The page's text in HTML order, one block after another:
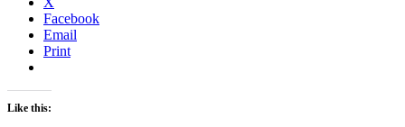
Facebook
Email
Print
Like this: